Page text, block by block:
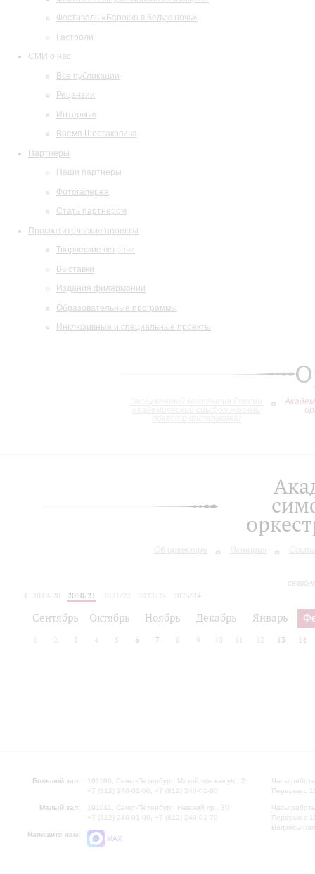
Фестиваль «Барокко в белую ночь»
Гастроли
СМИ о нас
Все публикации
Рецензии
Интервью
Время Шостаковича
Партнеры
Наши партнеры
Фотогалерея
Стать партнером
Просветительские проекты
Творческие встречи
Выставки
Издания филармонии
Образовательные программы
Инклюзивные и специальные проекты
Об оркестре История
2019/20 2020/21 2021/22 2022/23
2023/24
Сентябрь Октябрь Ноябрь Декабрь Январь
2 3 4 5 6 7 8 9 10 12 13 14
Большой зал:
191186, Санкт-Петербург, Михайловская ул., 2
+7 (812) 240-01-00, +7 (812) 240-01-80
Малый зал:
191011, Санкт-Петербург, Невский пр., 30
+7 (812) 240-01-00, +7 (812) 240-01-70
Напишите нам:
MAX
Часы
Перерыв с
Часы
Перерыв с
Вопросы